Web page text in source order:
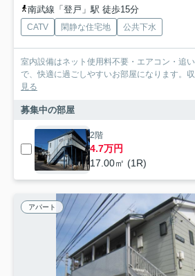
南武線「登戸」駅 徒歩15分
CATV 閑静な住宅地 公共下水
室内設備はネット使用料不要・エアコン・追
で、快適に過ごしやすいお部屋になります。
見る
募集中の部屋
2階
4.7万円
17.00㎡ (1R)
アパート